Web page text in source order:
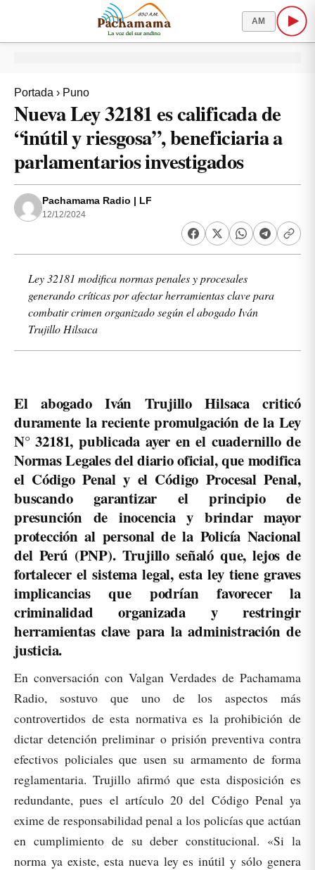
AM
Portada › Puno
Nueva Ley 32181 es calificada de
“inútil y riesgosa”, beneficiaria a
parlamentarios investigados
Pachamama Radio | LF
12/12/2024
Ley 32181 modifica normas penales y procesales
generando críticas por afectar herramientas clave para
combatir crimen organizado según el abogado Iván
Trujillo Hilsaca
El abogado Iván Trujillo Hilsaca criticó
duramente la reciente promulgación de la Ley
N° 32181, publicada ayer en el cuadernillo de
Normas Legales del diario oficial, que modifica
el Código Penal y el Código Procesal Penal,
buscando garantizar el principio de
presunción de inocencia y brindar mayor
protección al personal de la Policía Nacional
del Perú (PNP). Trujillo señaló que, lejos de
fortalecer el sistema legal, esta ley tiene graves
implicancias que podrían favorecer la
criminalidad organizada y restringir
herramientas clave para la administración de
justicia.
En conversación con Valgan Verdades de Pachamama
Radio, sostuvo que uno de los aspectos más
controvertidos de esta normativa es la prohibición de
dictar detención preliminar o prisión preventiva contra
efectivos policiales que usen su armamento de forma
reglamentaria. Trujillo afirmó que esta disposición es
redundante, pues el artículo 20 del Código Penal ya
exime de responsabilidad penal a los policías que actúan
en cumplimiento de su deber constitucional. «Si la
norma ya existe, esta nueva ley es inútil y sólo genera